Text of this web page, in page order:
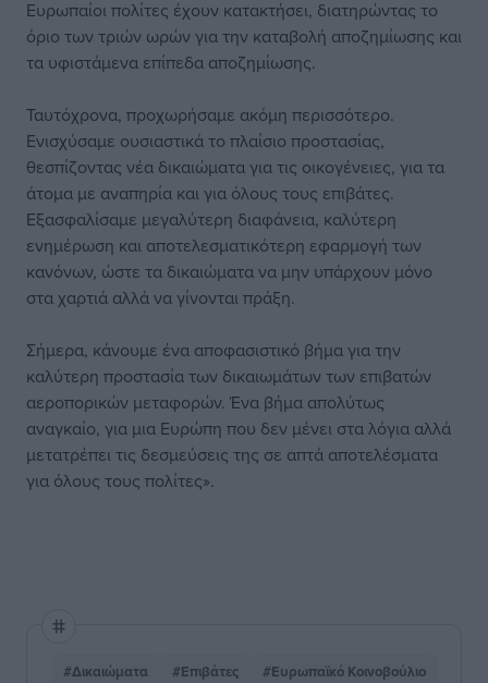
Ευρωπαίοι πολίτες έχουν κατακτήσει, διατηρώντας το
όριο των τριών ωρών για την καταβολή αποζημίωσης και
τα υφιστάμενα επίπεδα αποζημίωσης.
Ταυτόχρονα, προχωρήσαμε ακόμη περισσότερο.
Ενισχύσαμε ουσιαστικά το πλαίσιο προστασίας,
θεσπίζοντας νέα δικαιώματα για τις οικογένειες, για τα
άτομα με αναπηρία και για όλους τους επιβάτες.
Εξασφαλίσαμε μεγαλύτερη διαφάνεια, καλύτερη
ενημέρωση και αποτελεσματικότερη εφαρμογή των
κανόνων, ώστε τα δικαιώματα να μην υπάρχουν μόνο
στα χαρτιά αλλά να γίνονται πράξη.
Σήμερα, κάνουμε ένα αποφασιστικό βήμα για την
καλύτερη προστασία των δικαιωμάτων των επιβατών
αεροπορικών μεταφορών. Ένα βήμα απολύτως
αναγκαίο, για μια Ευρώπη που δεν μένει στα λόγια αλλά
μετατρέπει τις δεσμεύσεις της σε απτά αποτελέσματα
για όλους τους πολίτες».
#Δικαιώματα #Επιβάτες #Ευρωπαϊκό Κοινοβούλιο